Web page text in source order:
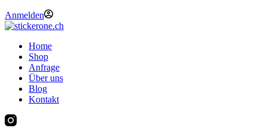
Anmelden
Home
Shop
Anfrage
Über uns
Blog
Kontakt